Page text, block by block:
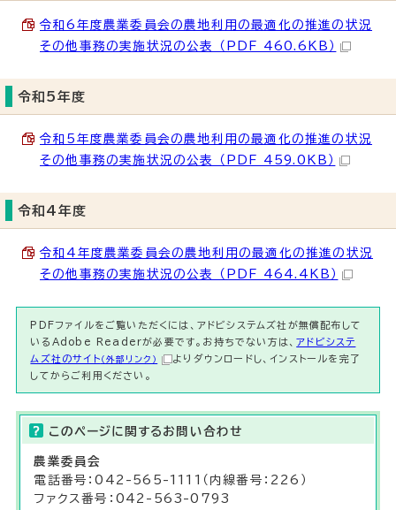
令和6年度農業委員会の農地利用の最適化の推進の状況
その他事務の実施状況の公表 （PDF 460.6KB）
令和5年度
令和5年度農業委員会の農地利用の最適化の推進の状況
その他事務の実施状況の公表 （PDF 459.0KB）
令和4年度
令和4年度農業委員会の農地利用の最適化の推進の状況
その他事務の実施状況の公表 （PDF 464.4KB）
PDFファイルをご覧いただくには、アドビシステムズ社が無償配布して
いるAdobe Readerが必要です。お持ちでない方は、アドビシステ
ムズ社のサイト （外部リンク）
よりダウンロードし、インストールを完了
してからご利用ください。
このページに関する お問い合わせ
農業委員会
電話番号：042-565-1111（内線番号：226）
ファクス番号：042-563-0793